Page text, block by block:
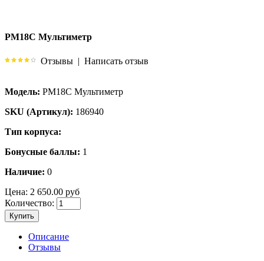
PM18C Мультиметр
Отзывы | Написать отзыв
Модель: PM18C Мультиметр
SKU (Артикул): 186940
Тип корпуса:
Бонусные баллы: 1
Наличие: 0
Цена: 2 650.00 руб
Количество:
Купить
Описание
Отзывы